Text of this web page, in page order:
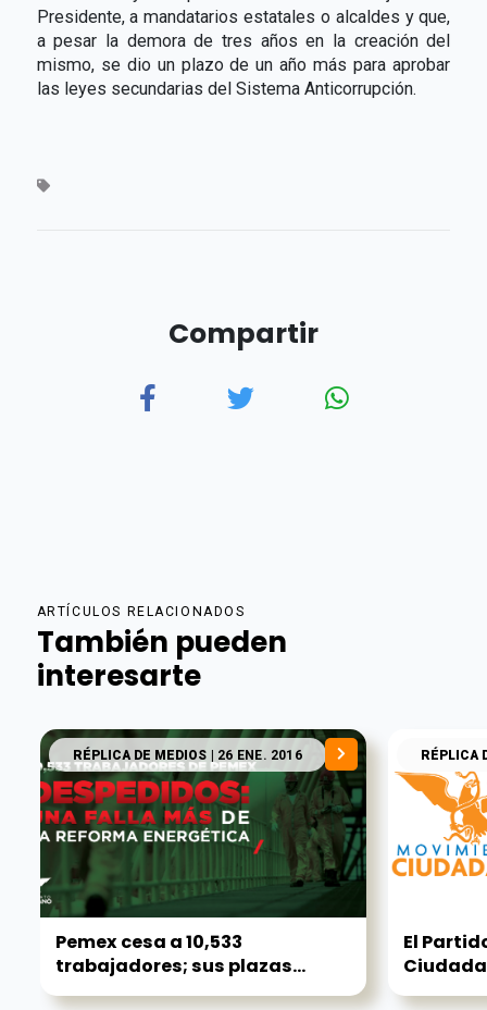
Presidente, a mandatarios estatales o alcaldes y que,
a pesar la demora de tres años en la creación del
mismo, se dio un plazo de un año más para aprobar
las leyes secundarias del Sistema Anticorrupción.
Compartir
ARTÍCULOS RELACIONADOS
También pueden
interesarte
RÉPLICA DE MEDIOS | 26 ENE. 2016
Pemex cesa a 10,533
trabajadores; sus plazas...
RÉPLICA
El